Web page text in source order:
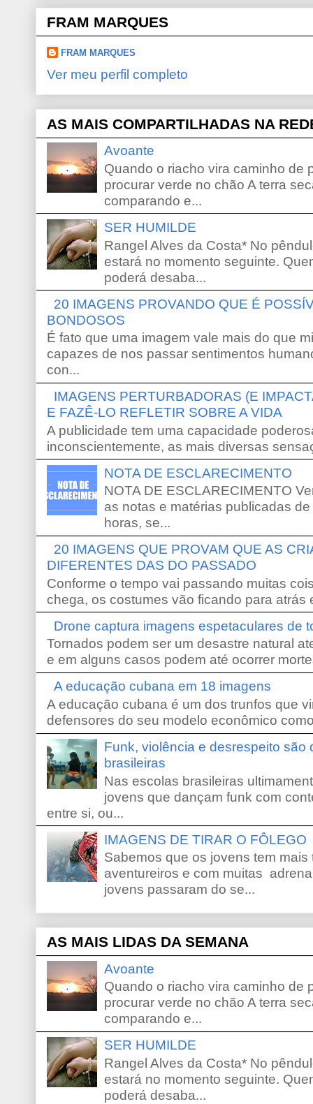
FRAM MARQUES
FRAM MARQUES
Ver meu perfil completo
AS MAIS COMPARTILHADAS NA
Avoante
Quando o riacho vira caminho de
procurar verde no chão A terra
comparando e...
SER HUMILDE
Rangel Alves da Costa* No
estará no momento seguinte.
poderá desaba...
20 IMAGENS PROVANDO QUE É
BONDOSOS
É fato que uma imagem vale mais do que
capazes de nos passar sentimentos
con...
IMAGENS PERTURBADORAS (E
E FAZÊ-LO REFLETIR SOBRE A VIDA
A publicidade tem uma capacidade
inconscientemente, as mais diversas
NOTA DE ESCLARECIMENTO
NOTA DE ESCLARECIMENTO
as notas e matérias publicadas
horas, se...
20 IMAGENS QUE PROVAM QUE AS
DIFERENTES DAS DO PASSADO
Conforme o tempo vai passando muitas
chega, os costumes vão ficando para atrás
Drone captura imagens espetaculares de
Tornados podem ser um desastre natural
e em alguns casos podem até ocorrer
A educação cubana em 18 imagens
A educação cubana é um dos trunfos que
defensores do seu modelo econômico
Funk, violência e desrespeito são
brasileiras
Nas escolas brasileiras
jovens que dançam funk com
entre si, ou...
IMAGENS DE TIRAR O FÔLEGO
Sabemos que os jovens tem
aventureiros e com muitas
jovens passaram do se...
AS MAIS LIDAS DA SEMANA
Avoante
Quando o riacho vira caminho de
procurar verde no chão A terra
comparando e...
SER HUMILDE
Rangel Alves da Costa* No
estará no momento seguinte.
poderá desaba...